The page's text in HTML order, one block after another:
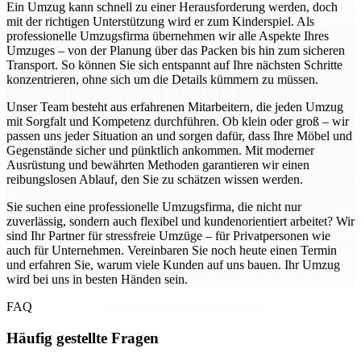
Ein Umzug kann schnell zu einer Herausforderung werden, doch
mit der richtigen Unterstützung wird er zum Kinderspiel. Als
professionelle Umzugsfirma übernehmen wir alle Aspekte Ihres
Umzuges – von der Planung über das Packen bis hin zum sicheren
Transport. So können Sie sich entspannt auf Ihre nächsten Schritte
konzentrieren, ohne sich um die Details kümmern zu müssen.
Unser Team besteht aus erfahrenen Mitarbeitern, die jeden Umzug
mit Sorgfalt und Kompetenz durchführen. Ob klein oder groß – wir
passen uns jeder Situation an und sorgen dafür, dass Ihre Möbel und
Gegenstände sicher und pünktlich ankommen. Mit moderner
Ausrüstung und bewährten Methoden garantieren wir einen
reibungslosen Ablauf, den Sie zu schätzen wissen werden.
Sie suchen eine professionelle Umzugsfirma, die nicht nur
zuverlässig, sondern auch flexibel und kundenorientiert arbeitet? Wir
sind Ihr Partner für stressfreie Umzüge – für Privatpersonen wie
auch für Unternehmen. Vereinbaren Sie noch heute einen Termin
und erfahren Sie, warum viele Kunden auf uns bauen. Ihr Umzug
wird bei uns in besten Händen sein.
FAQ
Häufig gestellte Fragen